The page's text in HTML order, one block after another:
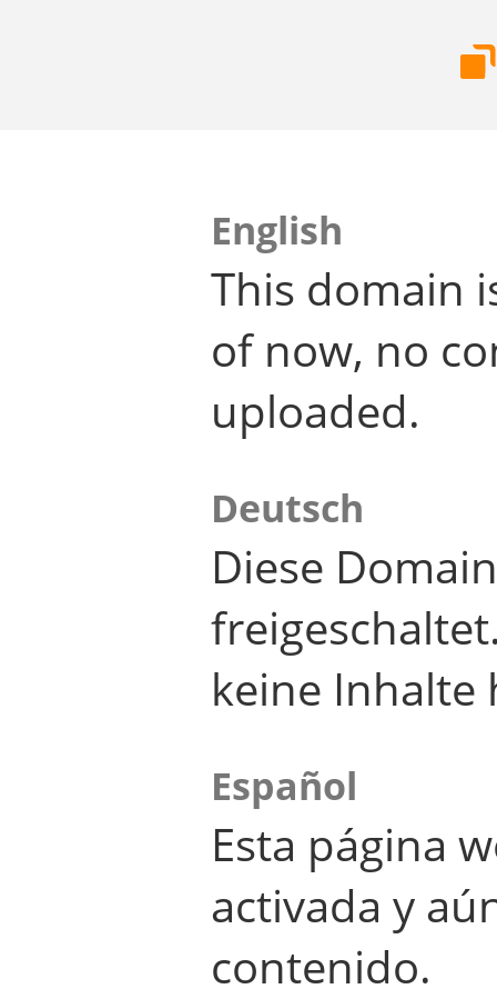
English
This domain
of now, no
uploaded.
Deutsch
Diese
keine Inhalte
Español
Esta página
activada y
contenido.